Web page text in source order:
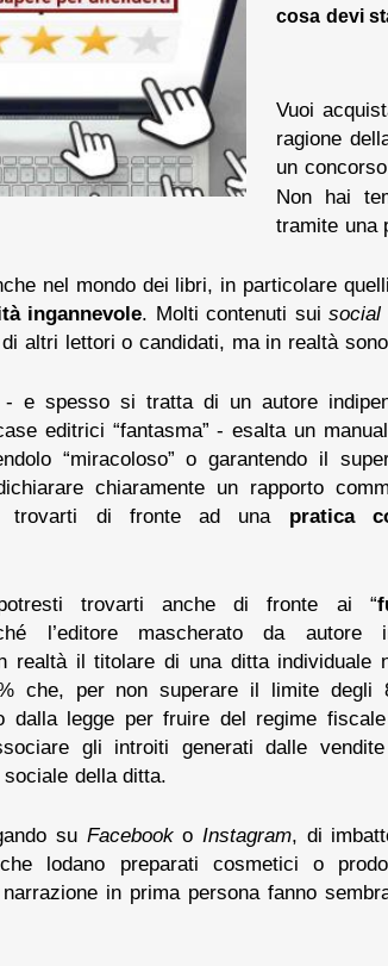
cosa devi
Vuoi
ragione
un
Non hai
tramite una
nel mondo dei libri, in particolare
ingannevole. Molti contenuti suisocial
altri lettori o candidati, ma in realtà
- e spesso si tratta di un autore
editrici “fantasma” - esalta un
“miracoloso” o garantendo il
chiaramente un rapporto
trovarti di fronte ad una pratica
trovarti anche di fronte ai “
l’editore mascherato da autore
realtà il titolare di una ditta individuale
che, per non superare il limite degli
dalla legge per fruire del regime fiscale
gli introiti generati dalle
della ditta.
su Facebooko Instagram, di
lodano preparati cosmetici o
in prima persona fanno